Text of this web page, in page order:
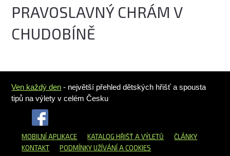
PRAVOSLAVNÝ CHRÁM V
CHUDOBÍNĚ
Ven každý den - největší přehled dětských hřišť a spousta
tipů na výlety v celém Česku
MOBILNÍ APLIKACE KATALOG HŘIŠŤA VÝLETŮ
ČLÁNKY
KONTAKT
PODMÍNKY UŽÍVÁNÍ A COOKIES